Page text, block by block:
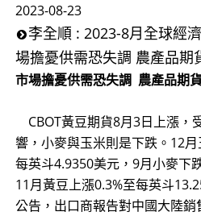
2023-08-23
李全順 : 2023-8月全球經
場擔憂供需恐失調 農產品期
市場擔憂供需恐失調 農產品期
CBOT黃豆期貨8月3日上漲，
響，小麥與玉米則是下跌。12
每英斗4.9350美元，9月小麥下
11月黃豆上漲0.3%至每英斗
公告，出口商報告對中國大陸銷